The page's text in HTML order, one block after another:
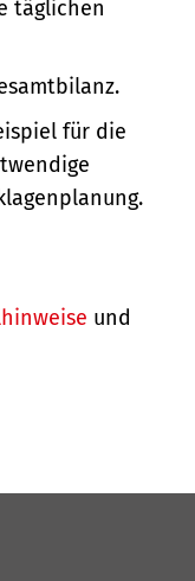
täglichen
für die
und